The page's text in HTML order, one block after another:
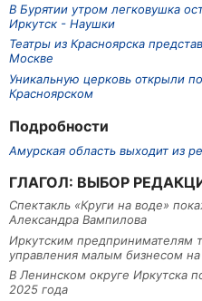
В Бурятии утром легковушка
Иркутск - Наушки
Театры из Красноярска
Москве
Уникальную церковь открыли
Красноярском
Подробности
Амурская область выходит из
ГЛАГОЛ: ВЫБОР
Спектакль «Круги на воде»
Александра Вампилова
Иркутским предпринимателям
управления малым бизнесом
В Ленинском округе Иркутска
2025 года